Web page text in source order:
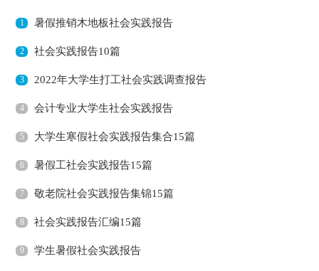
1 暑假推销木地板社会实践报告
2 社会实践报告10篇
3 2022年大学生打工社会实践调查报告
4 会计专业大学生社会实践报告
5 大学生寒假社会实践报告集合15篇
6 暑假工社会实践报告15篇
7 敬老院社会实践报告集锦15篇
8 社会实践报告汇编15篇
9 学生暑假社会实践报告